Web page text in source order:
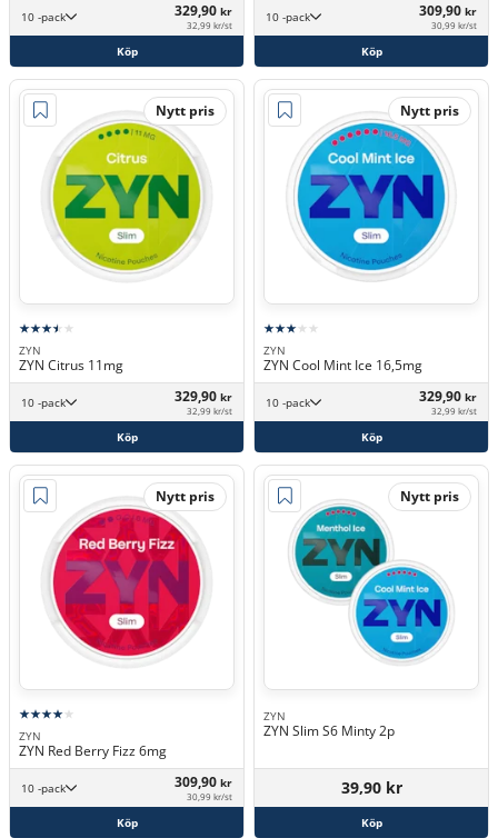
10 -pack 329,90 kr
32,99 kr/st
Köp
10 -pack 309,90 kr
30,99 kr/st
Köp
Nytt pris
ZYN
ZYN Citrus 11mg
10 -pack 329,90 kr
32,99 kr/st
Köp
Nytt pris
ZYN
ZYN Cool Mint Ice 16,5mg
10 -pack 329,90 kr
32,99 kr/st
Köp
Nytt pris
ZYN
ZYN Red Berry Fizz 6mg
10 -pack 309,90 kr
30,99 kr/st
Köp
Nytt pris
ZYN
ZYN Slim S6 Minty 2p
39,90 kr
Köp